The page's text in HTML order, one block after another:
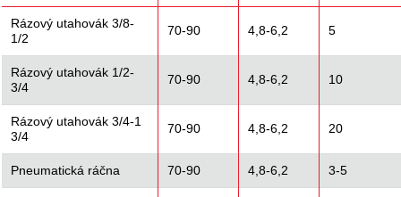
Rázový utahovák 3/8-
1/2
70-90 4,8-6,2 5
Rázový utahovák 1/2-
3/4
70-90 4,8-6,2 10
Rázový utahovák 3/4-1
3/4
70-90 4,8-6,2 20
Pneumatická ráčna 70-90 4,8-6,2 3-5